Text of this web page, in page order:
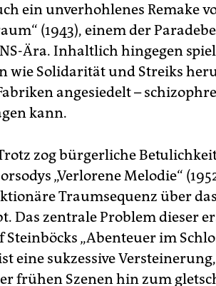
ein unverhohlenes Remake
(1943), einem der
Ära. Inhaltlich hingegen
wie Solidarität und Streiks
angesiedelt –
kann.
zog bürgerliche
„Verlorene Melodie“
Traumsequenz über
Das zentrale Problem dieser
„Abenteuer im
eine sukzessive
frühen Szenen hin zum